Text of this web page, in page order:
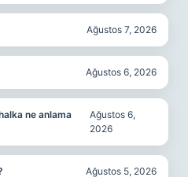
Ağustos 7, 2026
Ağustos 6, 2026
ne anlama
Ağustos 6,
2026
Ağustos 5, 2026